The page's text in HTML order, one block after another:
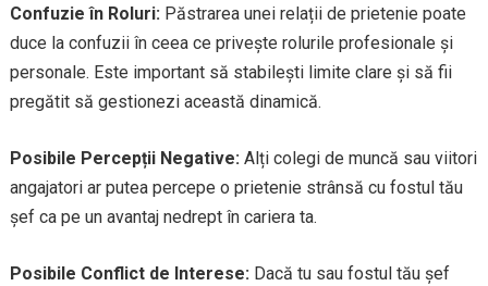
Confuzie în Roluri: Păstrarea unei relații de prietenie poate
duce la confuzii în ceea ce privește rolurile profesionale și
personale. Este important să stabilești limite clare și să fii
pregătit să gestionezi această dinamică.
Posibile Percepții Negative: Alți colegi de muncă sau viitori
angajatori ar putea percepe o prietenie strânsă cu fostul tău
șef ca pe un avantaj nedrept în cariera ta.
Posibile Conflict de Interese: Dacă tu sau fostul tău șef